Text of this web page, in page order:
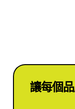
讓每個